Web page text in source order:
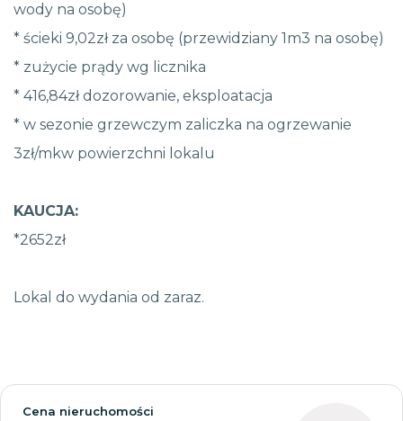
wody na osobę)
* ścieki 9,02zł za osobę (przewidziany 1m3 na osobę)
* zużycie prądy wg licznika
* 416,84zł dozorowanie, eksploatacja
* w sezonie grzewczym zaliczka na ogrzewanie
3zł/mkw powierzchni lokalu
KAUCJA:
*2652zł
Lokal do wydania od zaraz.
Cena nieruchomości